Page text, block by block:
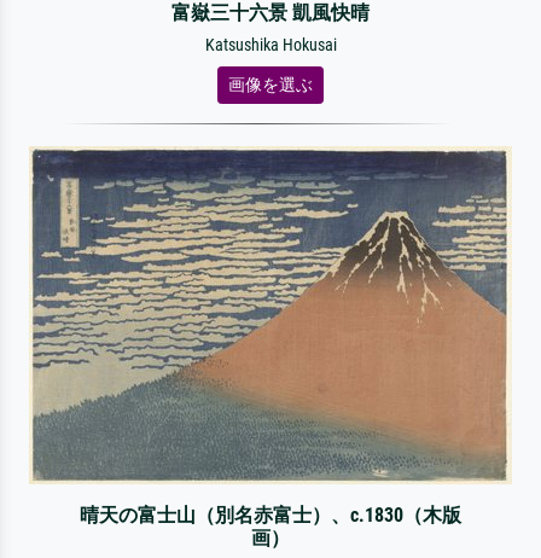
富嶽三十六景 凱風快晴
Katsushika Hokusai
画像を選ぶ
晴天の富士山（別名赤富士）、c.1830（木版
画）